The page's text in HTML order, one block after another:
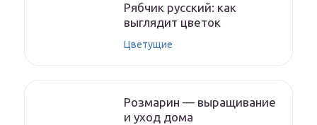
Рябчик русский: как
выглядит цветок
Цветущие
Розмарин — выращивание
и уход дома